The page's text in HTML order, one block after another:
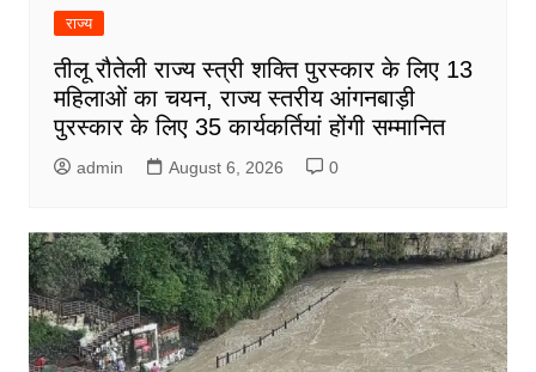
राज्य
तीलू रौतेली राज्य स्त्री शक्ति पुरस्कार के लिए 13
महिलाओं का चयन, राज्य स्तरीय आंगनबाड़ी
पुरस्कार के लिए 35 कार्यकर्तियां होंगी सम्मानित
admin August 6, 2026 0